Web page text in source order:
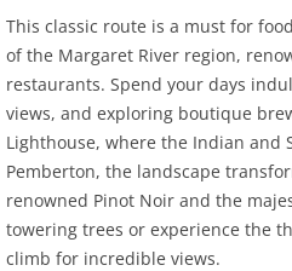
This classic route is a must for
of the Margaret River region,
restaurants. Spend your days
views, and exploring boutique
Lighthouse, where the Indian and
Pemberton, the landscape
renowned Pinot Noir and the
towering trees or experience the
climb for incredible views.